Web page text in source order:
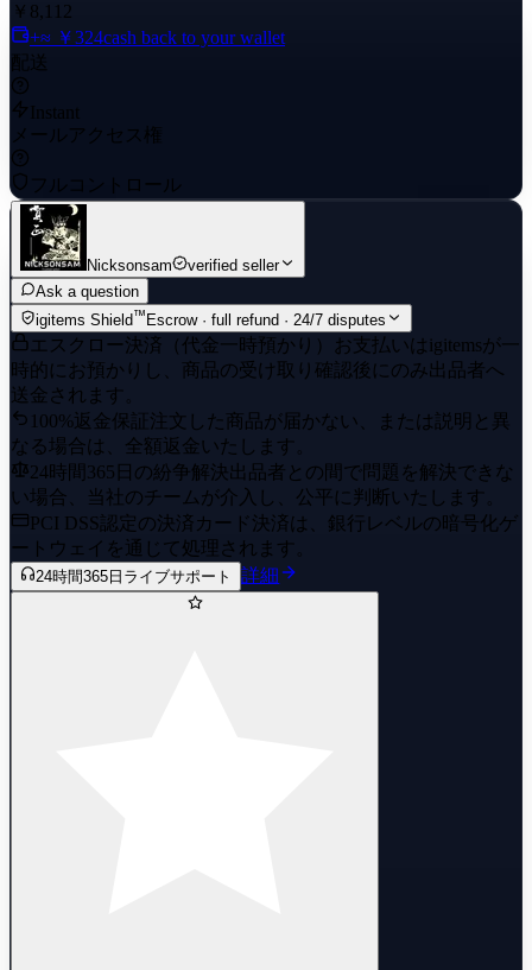
We Buy Accounts From Either Actual Owners Who Played From
Townhall-1 Or People Who Provides Money Back Guarantee. We
Check All The Accounts Previous Full History Before We Buy And
Post For Sell. If the Account Seems Fine In All Criteria Checked,
We do Buy It.
Do Not Hesitate To Place Order. All The Accounts Are Available, If
not You'll Be Given As Much As Possible Similar Account For
Sure.
￥8,112
+≈ ￥324cash back to your wallet
配送
Instant
メールアクセス権
フルコントロール
Nicksonsam
verified seller
Ask a question
igitems Shield™ Escrow · full refund · 24/7 disputes
エスクロー決済（代金一時預かり） お支払いはigitemsが一
時的にお預かりし、商品の受け取り確認後にのみ出品者へ
送金されます。
100%返金保証 注文した商品が届かない、または説明と異
なる場合は、全額返金いたします。
24時間365日の紛争解決出品者との間で問題を解決できな
い場合、当社のチームが介入し、公平に判断いたします。
PCI DSS認定の決済 カード決済は、銀行レベルの暗号化ゲ
ートウェイを通じて処理されます。
24時間365日ライブサポート 詳細